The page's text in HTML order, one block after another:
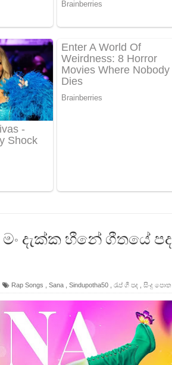
- මං දැක්ක හීනේ ගීතයේ පද
Rap Songs Sana Sindupotha50 රැප් ගී පද සිංදු පොත